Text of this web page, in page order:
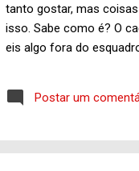
tanto gostar, mas
isso. Sabe como é? O
eis algo fora do
telejornais, por
com vítimas e
feira (28) do Jornal Hoje
Postar um